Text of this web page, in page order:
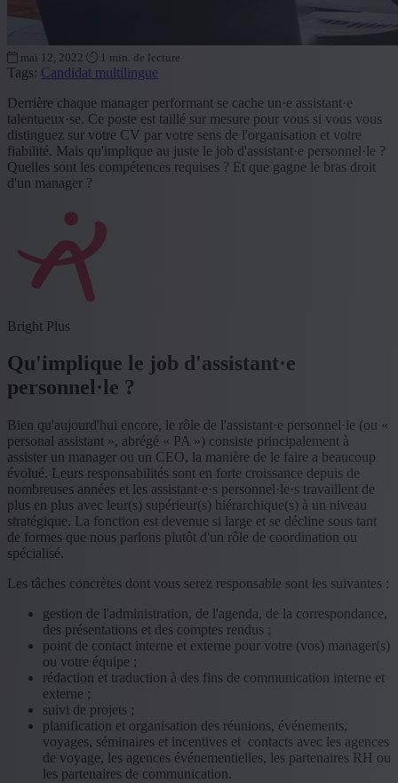
mai 12, 2022 1 min. de lecture
Tags: Candidat multilingue
Derrière chaque manager performant se cache un·e assistant·e
talentueux·se. Ce poste est taillé sur mesure pour vous si vous vous
distinguez sur votre CV par votre sens de l'organisation et votre
fiabilité. Mais qu'implique au juste le job d'assistant·e personnel·le ?
Quelles sont les compétences requises ? Et que gagne le bras droit
d'un manager ?
Bright Plus
Qu'implique le job d'assistant·e
personnel·le ?
Bien qu'aujourd'hui encore, le rôle de l'assistant·e personnel·le (ou «
personal assistant », abrégé « PA ») consiste principalement à
assister un manager ou un CEO, la manière de le faire a beaucoup
évolué. Leurs responsabilités sont en forte croissance depuis de
nombreuses années et les assistant·e·s personnel·le·s travaillent de
plus en plus avec leur(s) supérieur(s) hiérarchique(s) à un niveau
stratégique. La fonction est devenue si large et se décline sous tant
de formes que nous parlons plutôt d'un rôle de coordination ou
spécialisé.
Les tâches concrètes dont vous serez responsable sont les suivantes :
gestion de l'administration, de l'agenda, de la correspondance,
des présentations et des comptes rendus ;
point de contact interne et externe pour votre (vos) manager(s)
ou votre équipe ;
rédaction et traduction à des fins de communication interne et
externe ;
suivi de projets ;
planification et organisation des réunions, événements,
voyages, séminaires et incentives et contacts avec les agences
de voyage, les agences événementielles, les partenaires RH ou
les partenaires de communication.